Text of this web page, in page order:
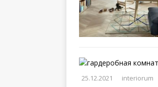
25.12.2021 interiorum